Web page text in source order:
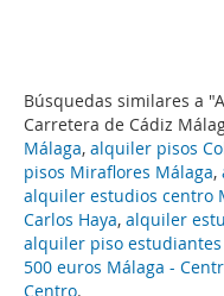
Búsquedas similares a
Carretera de Cádiz
Málaga, alquiler pisos
pisos Miraflores Málaga,
alquiler estudios centro
Carlos Haya, alquiler
alquiler piso
500 euros Málaga -
Centro.